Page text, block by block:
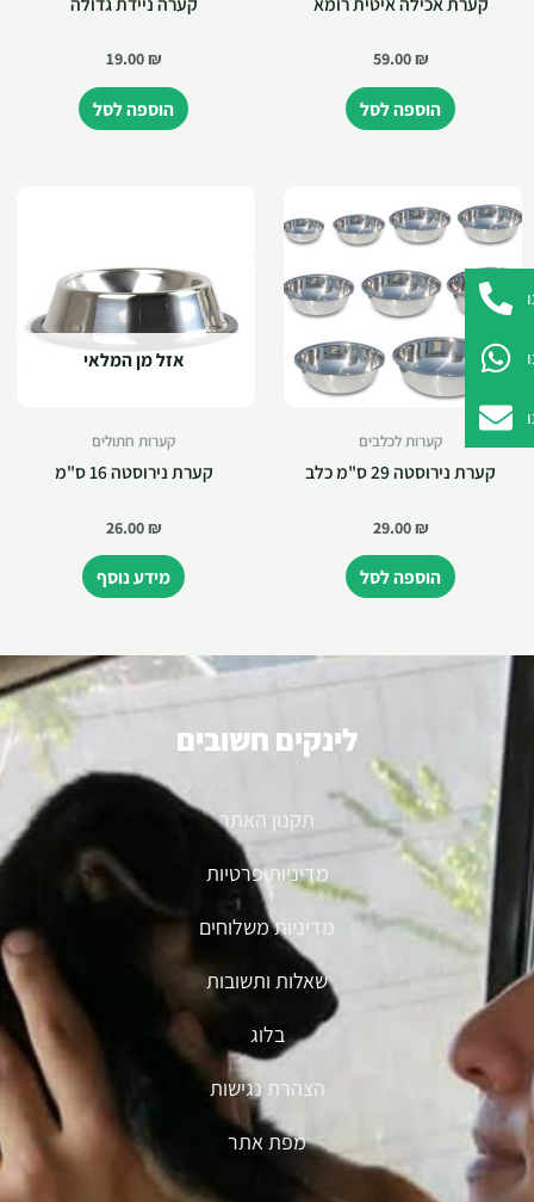
59.00₪
הוספה לסל
19.00₪
הוספה לסל
קערות לכלבים
קערת נירוסטה 29 ס"מ כלב
29.00₪
הוספה לסל
אזל מן המלאי
קערות חתולים
קערת נירוסטה 16 ס"מ
26.00₪
מידע נוסף
לינקים חשובים
תקנון האתר
מדיניות פרטיות
מדיניות משלוחים
שאלות ותשובות
בלוג
הצהרת נגישות
מפת אתר